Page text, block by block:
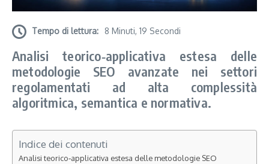
Tempo di lettura: 8 Minuti, 19 Secondi
Analisi teorico‑applicativa estesa delle
metodologie SEO avanzate nei settori
regolamentati ad alta complessità
algoritmica, semantica e normativa.
Indice dei contenuti
Analisi teorico‑applicativa estesa delle metodologie SEO